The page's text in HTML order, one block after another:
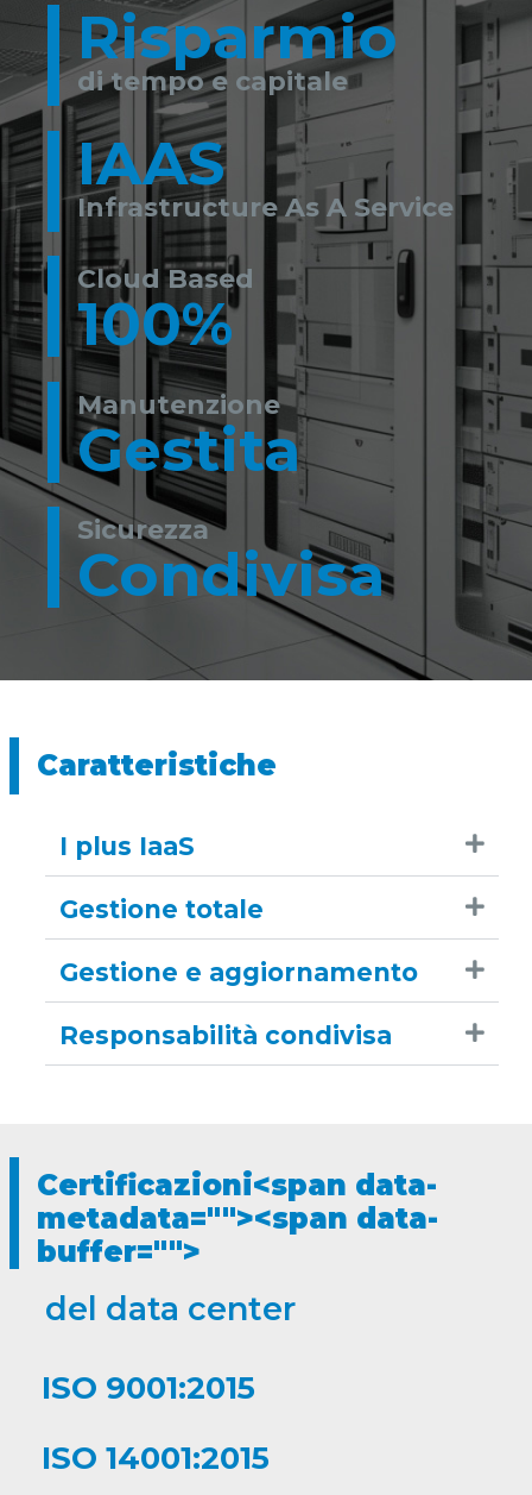
Risparmio
di tempo e capitale
IAAS
Infrastructure As A Service
Cloud Based
100%
Manutenzione
Gestita
Sicurezza
Condivisa
Caratteristiche
I plus IaaS
Gestione totale
Gestione e aggiornamento
Responsabilità condivisa
Certificazioni<span data-
metadata=""><span data-
buffer="">
del data center
ISO 9001:2015
ISO 14001:2015